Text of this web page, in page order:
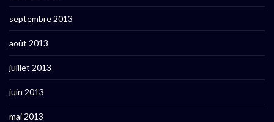
septembre 2013
août 2013
juillet 2013
juin 2013
mai 2013